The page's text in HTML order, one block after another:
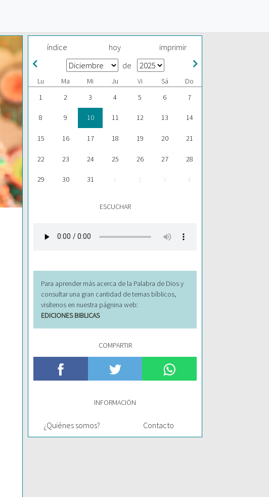
índice hoy imprimir
de
Lu Ma Mi Ju Vi Sá
Do
1
2 3 4 5 6 7
8 9 10 11 12 13 14
15 16 17 18 19 20 21
22 23 24 25 26 27 28
29 30 31 1 2 3 4
ESCUCHAR
Para aprender más acerca de la Palabra de Dios y
consultar una gran cantidad de temas bíblicos,
visítenos en nuestra págnina web:
EDICIONES BIBLICAS
COMPARTIR
INFORMACIÓN
¿Quiénes somos? Contacto